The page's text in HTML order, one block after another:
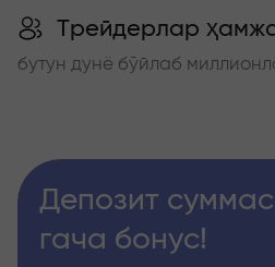
Трейдерлар
бутун дунё бўйлаб
Депозит
гача бонус!